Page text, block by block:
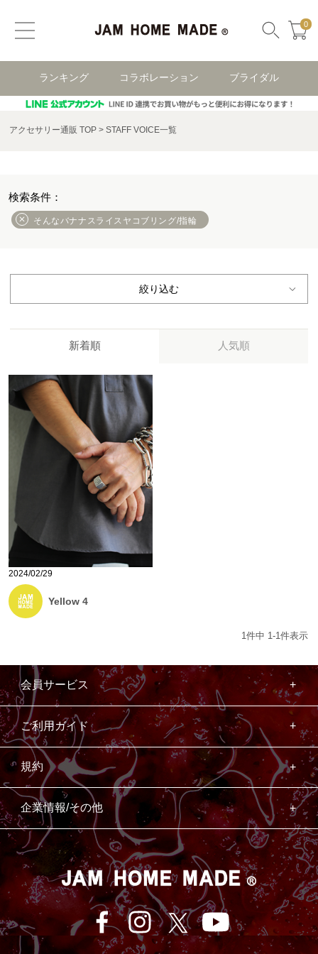
0
ランキング コラボレーション ブライダル
アクセサリー通販 TOP STAFF VOICE一覧
そんなバナナスライスヤコブリング/指輪
絞り込む
新着順 人気順
2024/02/29
Yellow 4
1 件中 1 -1 件表示
会員サービス
ご利用ガイド
規約
企業情報/その他